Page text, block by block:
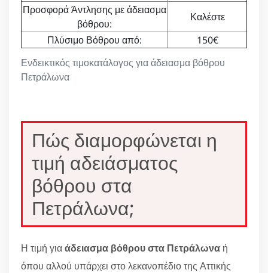
Ενδεικτικός τιμοκατάλογος για άδειασμα βόθρου
Πετράλωνα
Προσφορά Άντλησης με άδειασμα
βόθρου:
Καλέστε
Πλύσιμο Βόθρου από:
150€
Πώς διαμορφώνεται η
τιμή αδειάσματος
βόθρου στα
Πετράλωνα;
Η τιμή γιαάδειασμα βόθρου στα Πετράλωνα ή
όπου αλλού υπάρχει στο λεκανοπέδιο της Αττικής